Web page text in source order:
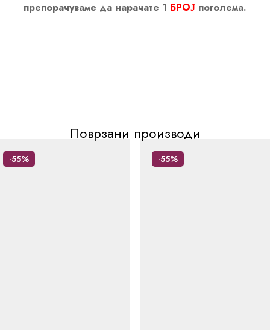
препорачуваме да нарачате 1 БРОЈ поголема.
Поврзани производи
-55% -55%